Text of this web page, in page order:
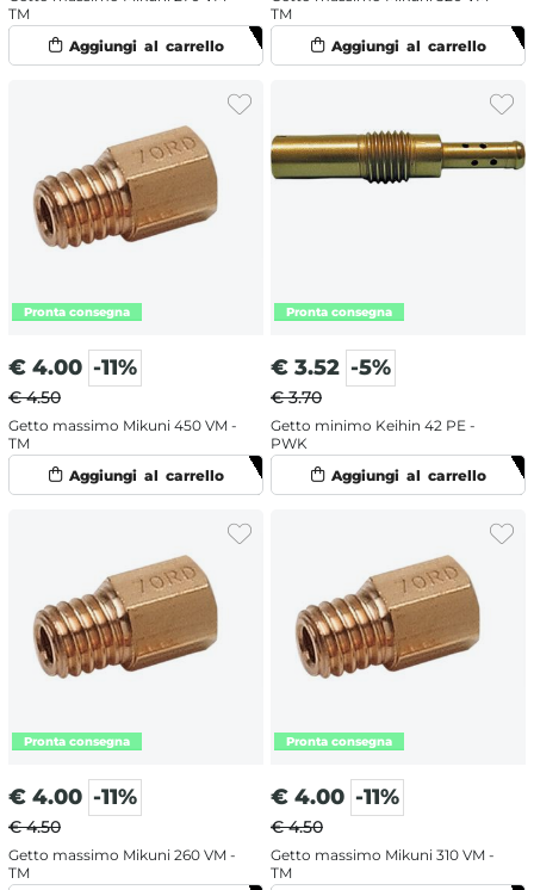
TM
TM
€ 4.00 -11%
€ 4.50
Getto massimo Mikuni 450 VM -
TM
€ 3.52 -5%
€ 3.70
Getto minimo Keihin 42 PE -
PWK
€ 4.00 -11%
€ 4.50
Getto massimo Mikuni 260 VM -
TM
€ 4.00 -11%
€ 4.50
Getto massimo Mikuni 310 VM -
TM